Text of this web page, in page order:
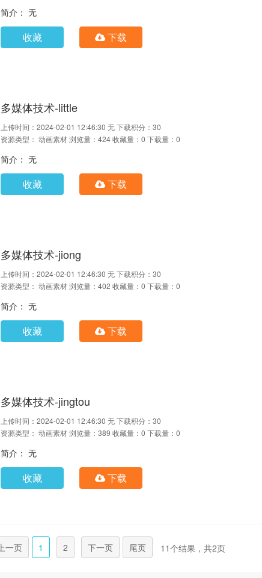
简介： 无
收藏 下载
多媒体技术-little
上传时间：2024-02-01 12:46:30 无下载积分：30
资源类型： 动画素材浏览量：424收藏量：0 下载量：0
简介： 无
收藏 下载
多媒体技术-jiong
上传时间：2024-02-01 12:46:30 无下载积分：30
资源类型： 动画素材浏览量：402 收藏量：0 下载量：0
简介： 无
收藏 下载
多媒体技术-jingtou
上传时间：2024-02-01 12:46:30 无下载积分：30
资源类型： 动画素材浏览量：389 收藏量：0 下载量：0
简介： 无
收藏 下载
上一页 1 2 下一页 尾页 11个结果，共2页